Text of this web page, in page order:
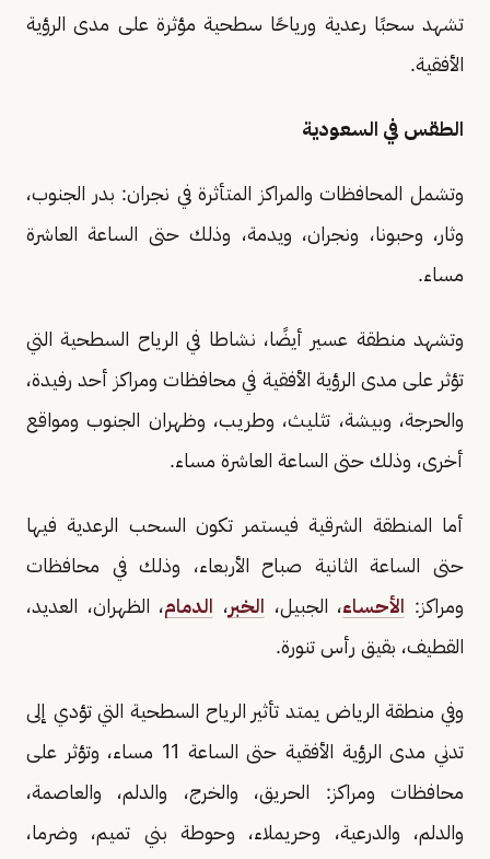
تشهد سحبًا رعدية ورياحًا سطحية مؤثرة على مدى الرؤية
الأفقية.
الطقس في السعودية
وتشمل المحافظات والمراكز المتأثرة في نجران: بدر الجنوب،
وثار، وحبونا، ونجران، ويدمة، وذلك حتى الساعة العاشرة
مساء.
وتشهد منطقة عسير أيضًا، نشاطا في الرياح السطحية التي
تؤثر على مدى الرؤية الأفقية في محافظات ومراكز أحد رفيدة،
والحرجة، وبيشة، تثليث، وطريب، وظهران الجنوب ومواقع
أخرى، وذلك حتى الساعة العاشرة مساء.
أما المنطقة الشرقية فيستمر تكون السحب الرعدية فيها
حتى الساعة الثانية صباح الأربعاء، وذلك في محافظات
ومراكز: الأحساء، الجبيل، الخبر، الدمام، الظهران، العديد،
القطيف، بقيق رأس تنورة.
وفي منطقة الرياض يمتد تأثير الرياح السطحية التي تؤدي إلى
تدني مدى الرؤية الأفقية حتى الساعة 11 مساء، وتؤثر على
محافظات ومراكز: الحريق، والخرج، والدلم، والعاصمة،
والدلم، والدرعية، وحريملاء، وحوطة بني تميم، وضرما،